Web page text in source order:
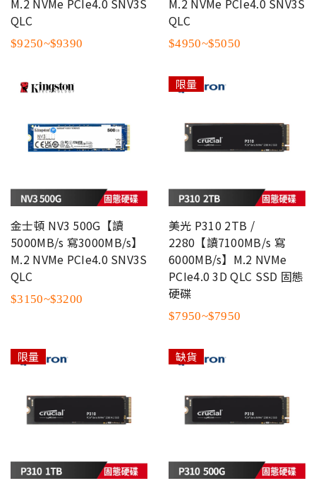
M.2 NVMe PCIe4.0 SNV3S
QLC
$9250~$9390
M.2 NVMe PCIe4.0 SNV3S
QLC
$4950~$5050
金士頓 NV3 500G【讀
5000MB/s 寫3000MB/s】
M.2 NVMe PCIe4.0 SNV3S
QLC
$3150~$3200
限量
美光 P310 2TB /
2280【讀7100MB/s 寫
6000MB/s】M.2 NVMe
PCIe4.0 3D QLC SSD 固態
硬碟
$7950~$7950
限量 缺貨